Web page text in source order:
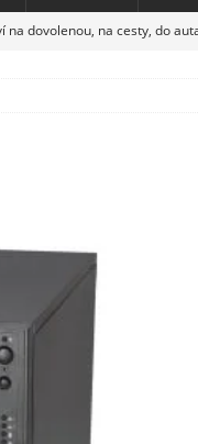
na dovolenou, na cesty, do
CPZ-120 promění vaši
Co by měli vědět milovníci